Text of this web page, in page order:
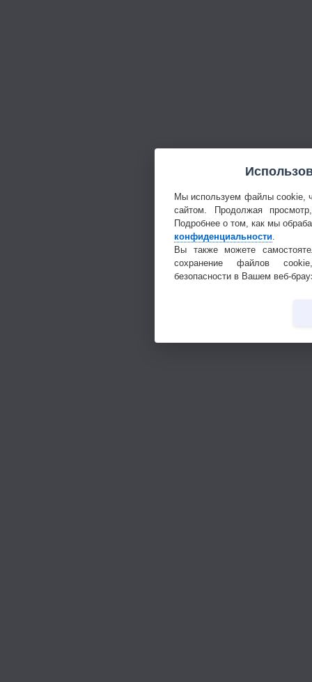
Мы используем файлы cookie,
сайтом. Продолжая
Подробнее о том, как мы
конфиденциальности
Вы также можете
сохранение файлов
безопасности в Вашем веб-